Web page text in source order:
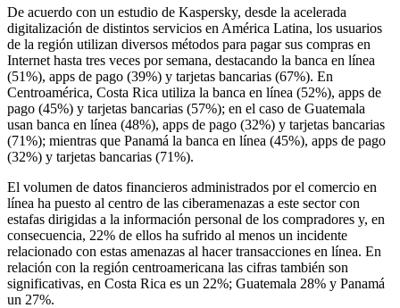
De acuerdo con un estudio de Kaspersky, desde la acelerada
digitalización de distintos servicios en América Latina, los usuarios
de la región utilizan diversos métodos para pagar sus compras en
Internet hasta tres veces por semana, destacando la banca en línea
(51%), apps de pago (39%) y tarjetas bancarias (67%). En
Centroamérica, Costa Rica utiliza la banca en línea (52%), apps de
pago (45%) y tarjetas bancarias (57%); en el caso de Guatemala
usan banca en línea (48%), apps de pago (32%) y tarjetas bancarias
(71%); mientras que Panamá la banca en línea (45%), apps de pago
(32%) y tarjetas bancarias (71%).
El volumen de datos financieros administrados por el comercio en
línea ha puesto al centro de las ciberamenazas a este sector con
estafas dirigidas a la información personal de los compradores y, en
consecuencia, 22% de ellos ha sufrido al menos un incidente
relacionado con estas amenazas al hacer transacciones en línea. En
relación con la región centroamericana las cifras también son
significativas, en Costa Rica es un 22%; Guatemala 28% y Panamá
un 27%.